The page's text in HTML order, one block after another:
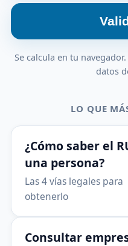
Se calcula en tu
datos
LO QUE
¿Cómo saber el
una persona?
Las 4 vías legales para
obtenerlo
Consultar